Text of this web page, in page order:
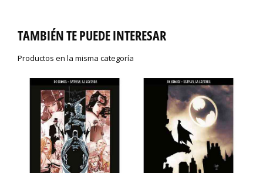
TAMBIÉN TE PUEDE INTERESAR
Productos en la misma categoría